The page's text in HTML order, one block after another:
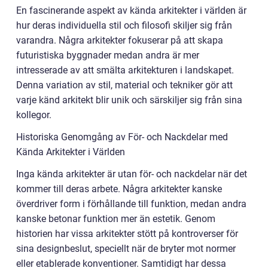
En fascinerande aspekt av kända arkitekter i världen är
hur deras individuella stil och filosofi skiljer sig från
varandra. Några arkitekter fokuserar på att skapa
futuristiska byggnader medan andra är mer
intresserade av att smälta arkitekturen i landskapet.
Denna variation av stil, material och tekniker gör att
varje känd arkitekt blir unik och särskiljer sig från sina
kollegor.
Historiska Genomgång av För- och Nackdelar med
Kända Arkitekter i Världen
Inga kända arkitekter är utan för- och nackdelar när det
kommer till deras arbete. Några arkitekter kanske
överdriver form i förhållande till funktion, medan andra
kanske betonar funktion mer än estetik. Genom
historien har vissa arkitekter stött på kontroverser för
sina designbeslut, speciellt när de bryter mot normer
eller etablerade konventioner. Samtidigt har dessa